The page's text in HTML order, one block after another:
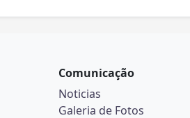
Comunicação
Noticias
Galeria de Fotos